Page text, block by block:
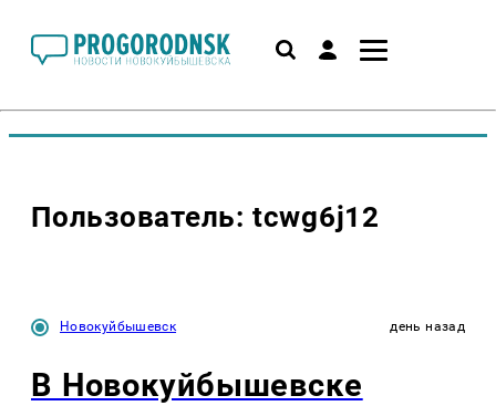
Пользователь: tcwg6j12
Новокуйбышевск день назад
В Новокуйбышевске